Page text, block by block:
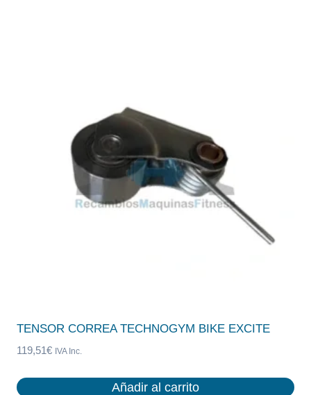
TENSOR CORREA TECHNOGYM BIKE EXCITE
119,51€ IVA Inc.
Añadir al carrito